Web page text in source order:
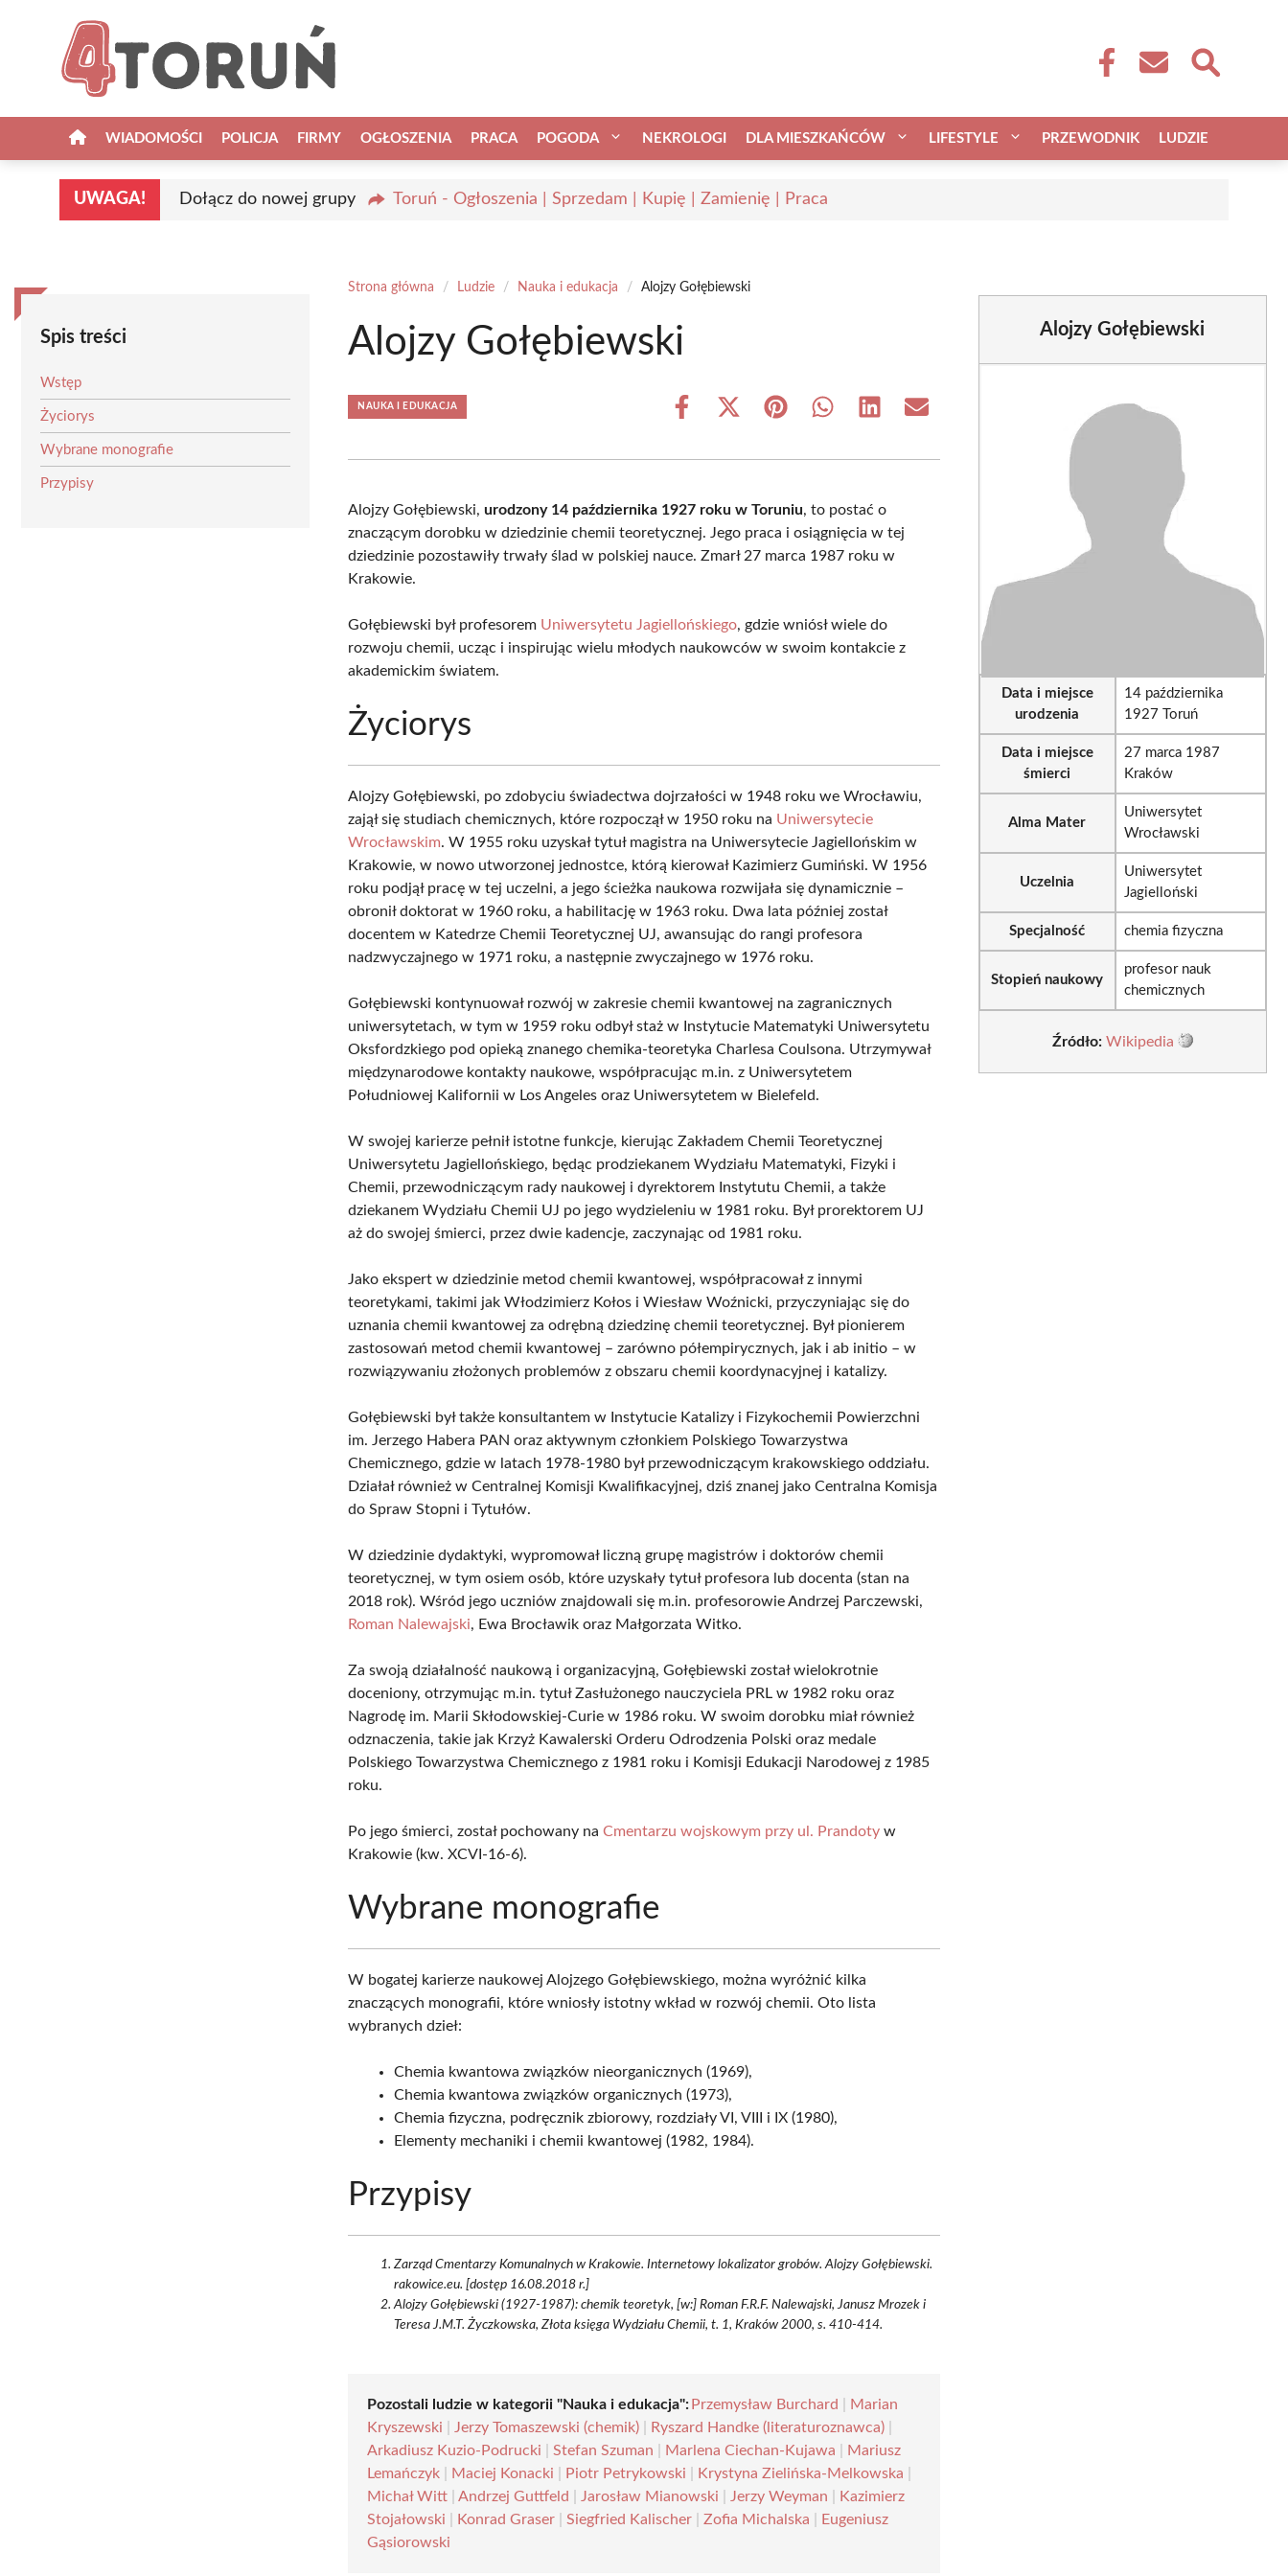
WIADOMOŚCI POLICJA FIRMY OGŁOSZENIA PRACA POGODA NEKROLOGI DLA MIESZKAŃCÓW LIFESTYLE PRZEWODNIK LUDZIE
UWAGA! Dołącz do nowej grupy Toruń - Ogłoszenia | Sprzedam | Kupię | Zamienię | Praca
Spis treści
Wstęp
Życiorys
Wybrane monografie
Przypisy
Strona główna / Ludzie / Nauka i edukacja / Alojzy Gołębiewski
Alojzy Gołębiewski
NAUKA I EDUKACJA
Share
Share
(Twitter)
Share Share Share Share
Alojzy Gołębiewski,urodzony 14 października 1927 roku w Toruniu, to postać o
znaczącym dorobku w dziedzinie chemii teoretycznej. Jego praca i osiągnięcia w tej
dziedzinie pozostawiły trwały ślad w polskiej nauce. Zmarł 27 marca 1987 roku w
Krakowie.
Gołębiewski był profesorem Uniwersytetu Jagiellońskiego, gdzie wniósł wiele do
rozwoju chemii, ucząc i inspirując wielu młodych naukowców w swoim kontakcie z
akademickim światem.
Życiorys
Alojzy Gołębiewski, po zdobyciu świadectwa dojrzałości w 1948 roku we Wrocławiu,
zajął się studiach chemicznych, które rozpoczął w 1950 roku na Uniwersytecie
Wrocławskim. W 1955 roku uzyskał tytuł magistra na Uniwersytecie Jagiellońskim w
Krakowie, w nowo utworzonej jednostce, którą kierował Kazimierz Gumiński. W 1956
roku podjął pracę w tej uczelni, a jego ścieżka naukowa rozwijała się dynamicznie –
obronił doktorat w 1960 roku, a habilitację w 1963 roku. Dwa lata później został
docentem w Katedrze Chemii Teoretycznej UJ, awansując do rangi profesora
nadzwyczajnego w 1971 roku, a następnie zwyczajnego w 1976 roku.
Gołębiewski kontynuował rozwój w zakresie chemii kwantowej na zagranicznych
uniwersytetach, w tym w 1959 roku odbył staż w Instytucie Matematyki Uniwersytetu
Oksfordzkiego pod opieką znanego chemika-teoretyka Charlesa Coulsona. Utrzymywał
międzynarodowe kontakty naukowe, współpracując m.in. z Uniwersytetem
Południowej Kalifornii w Los Angeles oraz Uniwersytetem w Bielefeld.
W swojej karierze pełnił istotne funkcje, kierując Zakładem Chemii Teoretycznej
Uniwersytetu Jagiellońskiego, będąc prodziekanem Wydziału Matematyki, Fizyki i
Chemii, przewodniczącym rady naukowej i dyrektorem Instytutu Chemii, a także
dziekanem Wydziału Chemii UJ po jego wydzieleniu w 1981 roku. Był prorektorem UJ
aż do swojej śmierci, przez dwie kadencje, zaczynając od 1981 roku.
Jako ekspert w dziedzinie metod chemii kwantowej, współpracował z innymi
teoretykami, takimi jak Włodzimierz Kołos i Wiesław Woźnicki, przyczyniając się do
uznania chemii kwantowej za odrębną dziedzinę chemii teoretycznej. Był pionierem
zastosowań metod chemii kwantowej – zarówno półempirycznych, jak i ab initio – w
rozwiązywaniu złożonych problemów z obszaru chemii koordynacyjnej i katalizy.
Gołębiewski był także konsultantem w Instytucie Katalizy i Fizykochemii Powierzchni
im. Jerzego Habera PAN oraz aktywnym członkiem Polskiego Towarzystwa
Chemicznego, gdzie w latach 1978-1980 był przewodniczącym krakowskiego oddziału.
Działał również w Centralnej Komisji Kwalifikacyjnej, dziś znanej jako Centralna Komisja
do Spraw Stopni i Tytułów.
W dziedzinie dydaktyki, wypromował liczną grupę magistrów i doktorów chemii
teoretycznej, w tym osiem osób, które uzyskały tytuł profesora lub docenta (stan na
2018 rok). Wśród jego uczniów znajdowali się m.in. profesorowie Andrzej Parczewski,
Roman Nalewajski, Ewa Brocławik oraz Małgorzata Witko.
Za swoją działalność naukową i organizacyjną, Gołębiewski został wielokrotnie
doceniony, otrzymując m.in. tytuł Zasłużonego nauczyciela PRL w 1982 roku oraz
Nagrodę im. Marii Skłodowskiej-Curie w 1986 roku. W swoim dorobku miał również
odznaczenia, takie jak Krzyż Kawalerski Orderu Odrodzenia Polski oraz medale
Polskiego Towarzystwa Chemicznego z 1981 roku i Komisji Edukacji Narodowej z 1985
roku.
Po jego śmierci, został pochowany naCmentarzu wojskowym przy ul. Prandoty w
Krakowie (kw. XCVI-16-6).
Wybrane monografie
W bogatej karierze naukowej Alojzego Gołębiewskiego, można wyróżnić kilka
znaczących monografii, które wniosły istotny wkład w rozwój chemii. Oto lista
wybranych dzieł:
Chemia kwantowa związków nieorganicznych (1969),
Chemia kwantowa związków organicznych (1973),
Chemia fizyczna, podręcznik zbiorowy, rozdziały VI, VIII i IX (1980),
Elementy mechaniki i chemii kwantowej (1982, 1984).
Przypisy
Zarząd Cmentarzy Komunalnych w Krakowie. Internetowy lokalizator grobów. Alojzy Gołębiewski.
rakowice.eu. [dostęp 16.08.2018 r.]
Alojzy Gołębiewski (1927-1987): chemik teoretyk, [w:] Roman F.R.F. Nalewajski, Janusz Mrozek i
Teresa J.M.T. Życzkowska, Złota księga Wydziału Chemii, t. 1, Kraków 2000, s. 410-414.
Pozostali ludzie w kategorii "Nauka i edukacja":Przemysław Burchard
Marian
Kryszewski
Jerzy Tomaszewski (chemik) Ryszard Handke (literaturoznawca)
Arkadiusz Kuzio-Podrucki |Stefan Szuman Marlena Ciechan-Kujawa
Mariusz
Lemańczyk
Maciej Konacki Piotr Petrykowski Krystyna Zielińska-Melkowska
Michał Witt |Andrzej Guttfeld Jarosław Mianowski Jerzy Weyman
Kazimierz
Stojałowski
Konrad Graser |Siegfried Kalischer |Zofia Michalska
Eugeniusz
Gąsiorowski
Alojzy Gołębiewski
Data i miejsce
urodzenia
14 października
1927 Toruń
Data i miejsce
śmierci
27 marca 1987
Kraków
Alma Mater
Uniwersytet
Wrocławski
Uczelnia
Uniwersytet
Jagielloński
Specjalność chemia fizyczna
Stopień naukowy
profesor nauk
chemicznych
Źródło: Wikipedia